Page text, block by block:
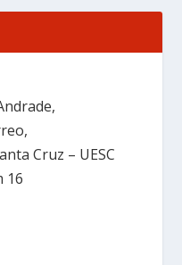
Cruz – UESC
16